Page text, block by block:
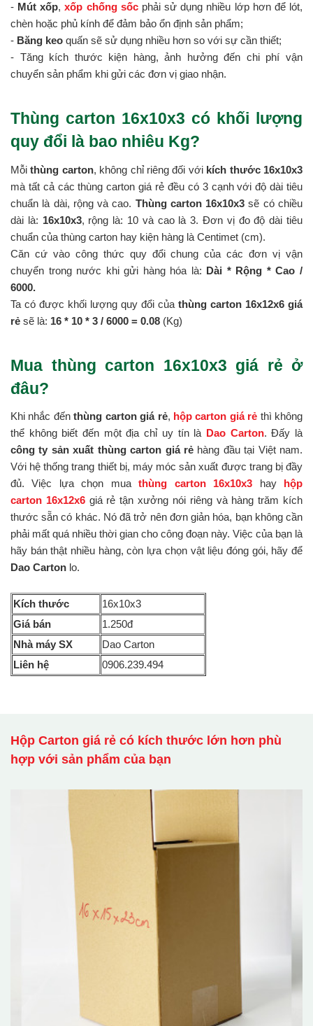
- Mút xốp,xốp chống sốcphải sử dụng nhiều lớp hơn để lót,
chèn hoặc phủ kính để đảm bảo ổn định sản phẩm;
- Băng keo quấn sẽ sử dụng nhiều hơn so với sự cần thiết;
- Tăng kích thước kiện hàng, ảnh hưởng đến chi phí vận
chuyển sản phẩm khi gửi các đơn vị giao nhận.
Thùng carton 16x10x3 có khối lượng
quy đổi là bao nhiêu Kg?
Mỗithùng carton, không chỉ riêng đối với kích thước 16x10x3
mà tất cả các thùng carton giá rẻ đều có 3 cạnh với độ dài tiêu
chuẩn là dài, rộng và cao. Thùng carton 16x10x3 sẽ có chiều
dài là: 16x10x3, rộng là: 10 và cao là 3. Đơn vị đo độ dài tiêu
chuẩn của thùng carton hay kiện hàng là Centimet (cm).
Căn cứ vào công thức quy đổi chung của các đơn vị vận
chuyển trong nước khi gửi hàng hóa là: Dài * Rộng * Cao /
6000.
Ta có được khối lượng quy đổi của thùng carton 16x12x6 giá
rẻ sẽ là: 16 * 10 * 3 / 6000 = 0.08 (Kg)
Mua thùng carton 16x10x3 giá rẻ ở
đâu?
Khi nhắc đếnthùng carton giá rẻ, hộp carton giá rẻ thì không
thể không biết đến một địa chỉ uy tín là Dao Carton. Đấy là
công ty sản xuất thùng carton giá rẻhàng đầu tại Việt nam.
Với hệ thống trang thiết bị, máy móc sản xuất được trang bị đầy
đủ. Việc lựa chọn muathùng carton 16x10x3 hay hộp
carton 16x12x6giá rẻ tận xưởng nói riêng và hàng trăm kích
thước sẵn có khác. Nó đã trở nên đơn giản hóa, bạn không cần
phải mất quá nhiều thời gian cho công đoạn này. Việc của bạn là
hãy bán thật nhiều hàng, còn lựa chọn vật liệu đóng gói, hãy để
Dao Carton lo.
Kích thước
16x10x3
Giá bán
1.250đ
Nhà máy SX
Dao Carton
Liên hệ
0906.239.494
Hộp Carton giá rẻ có kích thước lớn hơn phù
hợp với sản phẩm của bạn